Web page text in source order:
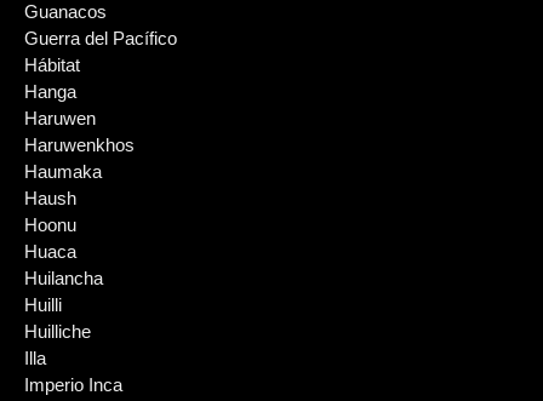
Guanacos
Guerra del Pacífico
Hábitat
Hanga
Haruwen
Haruwenkhos
Haumaka
Haush
Hoonu
Huaca
Huilancha
Huilli
Huilliche
Illa
Imperio Inca